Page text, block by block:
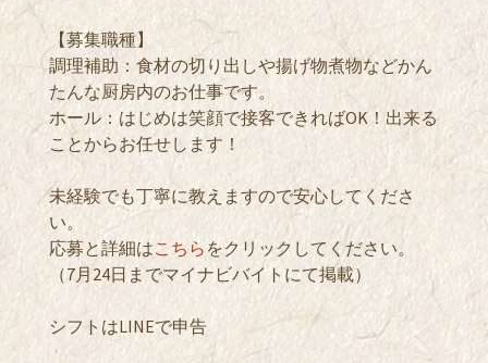
【募集職種】
調理補助：食材の切り出しや揚げ物煮物などかん
たんな厨房内のお仕事です。
ホール：はじめは笑顔で接客できればOK！出来る
ことからお任せします！
未経験でも丁寧に教えますので安心してくださ
い。
応募と詳細はこちら をクリックしてください。
（7月24日までマイナビバイトにて掲載）
シフトはLINEで申告